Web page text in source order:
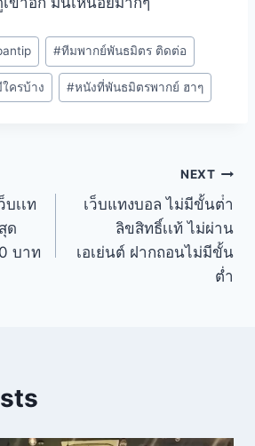
#ทีมพากย์พันธมิตร ติดต่อ
ครบ้าง #หนังที่พันธมิตรพากย์ ฮาๆ
เเท
ด
บาท
NEXT
เว็บแทงบอล ไม่มีขั้นต่ํา
ลิขสิทธิ์เเท้ ไม่ผ่าน
เอเย่นต์ ฝากถอนไม่มีขั้น
ต่ำ